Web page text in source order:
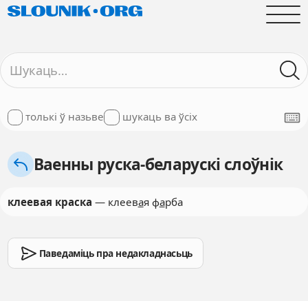
толькі ў назьве шукаць ва ўсіх
Ваенны руска-беларускі слоўнік
клеевая краска — клеевая фарба
Паведаміць пра недакладнасьць